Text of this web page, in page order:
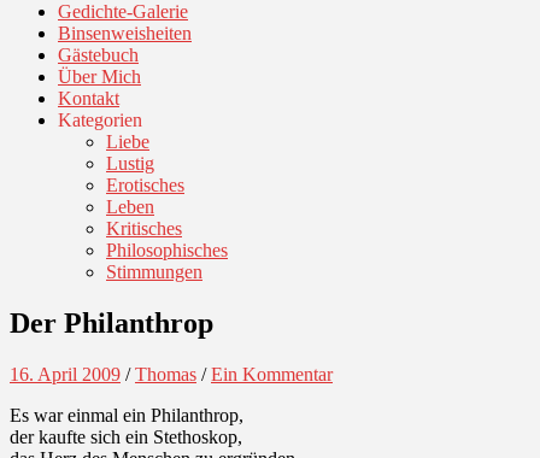
Gedichte-Galerie
Binsenweisheiten
Gästebuch
Über Mich
Kontakt
Kategorien
Liebe
Lustig
Erotisches
Leben
Kritisches
Philosophisches
Stimmungen
Der Philanthrop
16. April 2009 /Thomas /Ein Kommentar
Es war einmal ein Philanthrop,
der kaufte sich ein Stethoskop,